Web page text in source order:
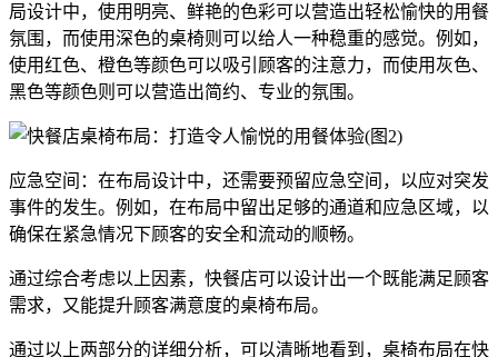
局设计中，使用明亮、鲜艳的色彩可以营造出轻松愉快的用餐
氛围，而使用深色的桌椅则可以给人一种稳重的感觉。例如，
使用红色、橙色等颜色可以吸引顾客的注意力，而使用灰色、
黑色等颜色则可以营造出简约、专业的氛围。
应急空间：在布局设计中，还需要预留应急空间，以应对突发
事件的发生。例如，在布局中留出足够的通道和应急区域，以
确保在紧急情况下顾客的安全和流动的顺畅。
通过综合考虑以上因素，快餐店可以设计出一个既能满足顾客
需求，又能提升顾客满意度的桌椅布局。
通过以上两部分的详细分析，可以清晰地看到，桌椅布局在快